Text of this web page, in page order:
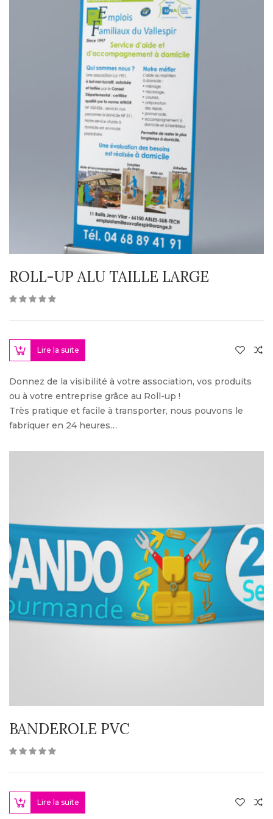
ROLL-UP ALU TAILLE LARGE
Lire la suite
Donnez de la visibilité à votre association, vos produits
ou à votre entreprise grâce au Roll-up !
Très pratique et facile à transporter, nous pouvons le
fabriquer en 24 heures…
BANDEROLE PVC
Lire la suite